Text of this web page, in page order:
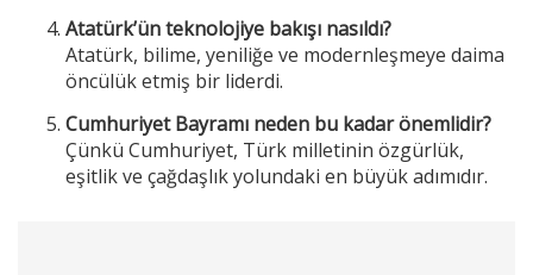
Atatürk’ün teknolojiye bakışı nasıldı?
Atatürk, bilime, yeniliğe ve modernleşmeye daima
öncülük etmiş bir liderdi.
Cumhuriyet Bayramı neden bu kadar önemlidir?
Çünkü Cumhuriyet, Türk milletinin özgürlük,
eşitlik ve çağdaşlık yolundaki en büyük adımıdır.